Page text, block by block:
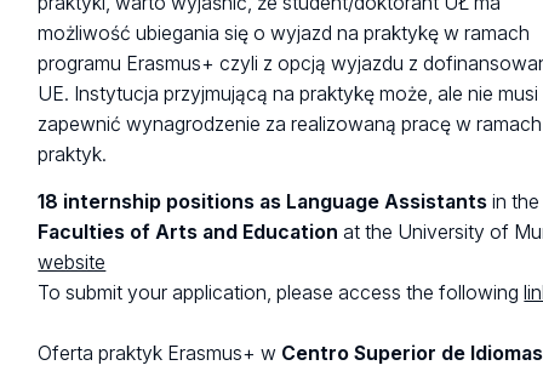
możliwość ubiegania się o wyjazd na praktykę w ramach
programu Erasmus+ czyli z opcją wyjazdu z
UE. Instytucja przyjmującą na praktykę może, ale nie musi
zapewnić wynagrodzenie za realizowaną pracę w ramach
praktyk.
18 internship positions as Language Assistants in the
Faculties of Arts and Education at the University of
website
To submit your application, please access the following
Oferta praktyk Erasmus+ w Centro Superior de